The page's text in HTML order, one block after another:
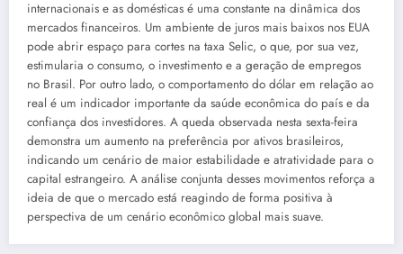
internacionais e as domésticas é uma constante na dinâmica dos
mercados financeiros. Um ambiente de juros mais baixos nos EUA
pode abrir espaço para cortes na taxa Selic, o que, por sua vez,
estimularia o consumo, o investimento e a geração de empregos
no Brasil. Por outro lado, o comportamento do dólar em relação ao
real é um indicador importante da saúde econômica do país e da
confiança dos investidores. A queda observada nesta sexta-feira
demonstra um aumento na preferência por ativos brasileiros,
indicando um cenário de maior estabilidade e atratividade para o
capital estrangeiro. A análise conjunta desses movimentos reforça a
ideia de que o mercado está reagindo de forma positiva à
perspectiva de um cenário econômico global mais suave.